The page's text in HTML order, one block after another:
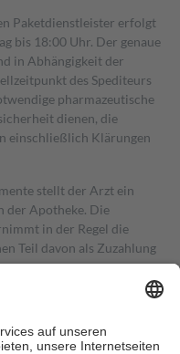
Paketdienstleister erfolgt
bis 18:00 Uhr. Der genaue
in Abhängigkeit der
des Spediteurs
pharmazeutische
dienen, die
einschließlich Klärungen
stellt der Arzt ein
der Apotheke. Die
in der Regel die
Teil davon als Zuzahlung
in Höhe von zehn
mehr als die tatsächlichen